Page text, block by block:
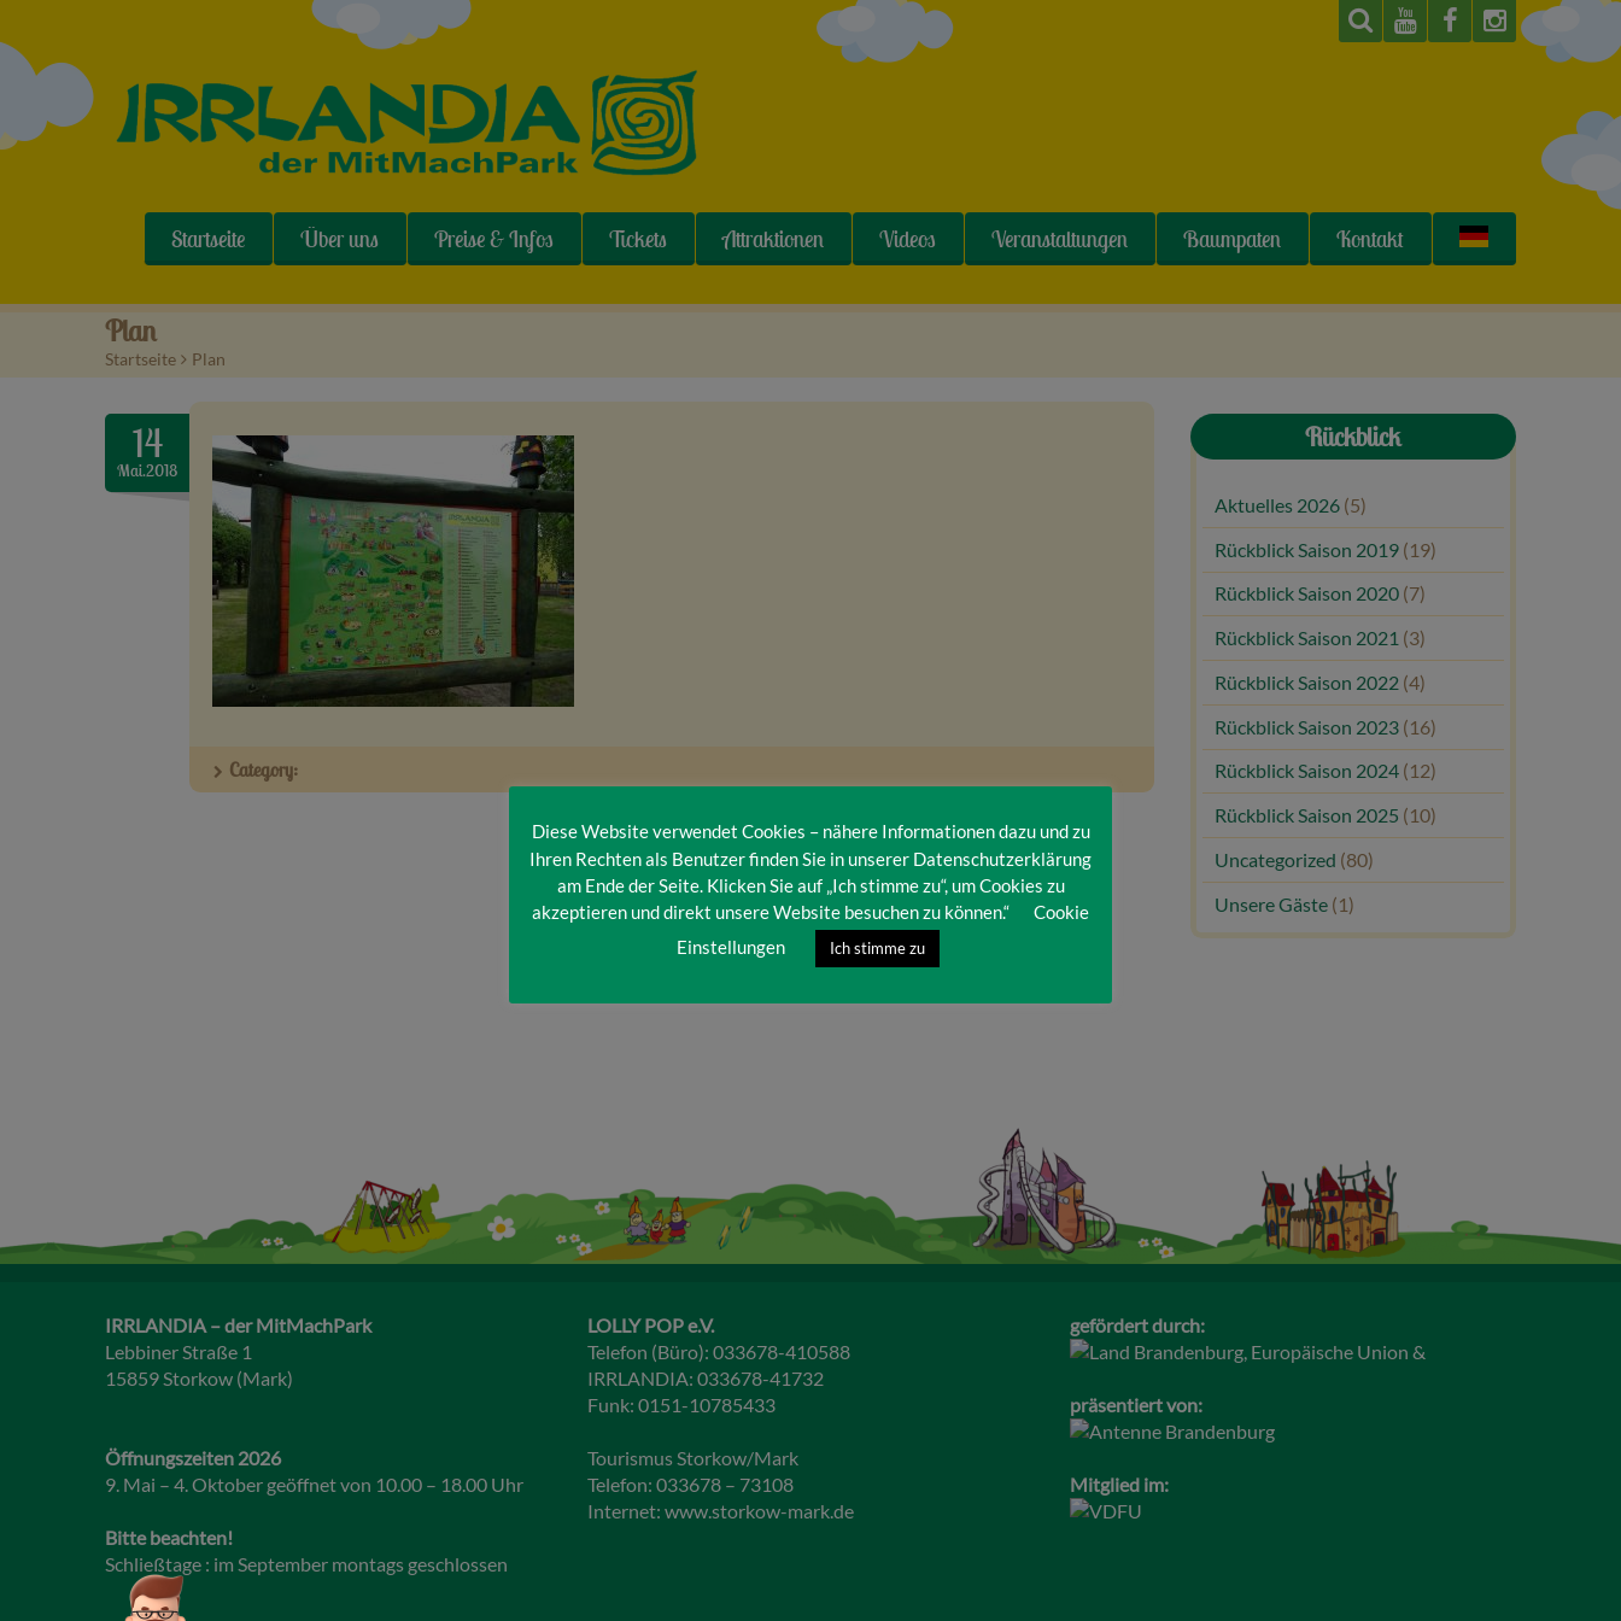
Startseite Über uns Preise & Infos Tickets Attraktionen Videos Veranstaltungen Baumpaten Kontakt
Plan
Startseite > Plan
14
Mai.2018
Category:
Rückblick
Aktuelles 2026 (5)
Rückblick Saison 2019 (19)
Rückblick Saison 2020 (7)
Rückblick Saison 2021 (3)
Rückblick Saison 2022 (4)
Rückblick Saison 2023 (16)
Rückblick Saison 2024 (12)
Rückblick Saison 2025 (10)
Uncategorized (80)
Unsere Gäste (1)
IRRLANDIA – der MitMachPark
Lebbiner Straße 1
15859 Storkow (Mark)
Öffnungszeiten 2026
9. Mai – 4. Oktober geöffnet von 10.00 – 18.00 Uhr
Bitte beachten!
Schließtage : im September montags geschlossen
LOLLY POP e.V.
Telefon (Büro): 033678-410588
IRRLANDIA: 033678-41732
Funk: 0151-10785433
Tourismus Storkow/Mark
Telefon: 033678 – 73108
Internet: www.storkow-mark.de
gefördert durch:
präsentiert von:
Mitglied im:
Diese Website verwendet Cookies – nähere Informationen dazu und zu
Ihren Rechten als Benutzer finden Sie in unserer Datenschutzerklärung
am Ende der Seite. Klicken Sie auf „Ich stimme zu“, um Cookies zu
akzeptieren und direkt unsere Website besuchen zu können.“
Cookie
Einstellungen
Ich stimme zu